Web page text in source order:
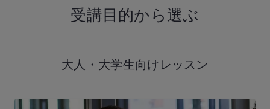
受講目的から選ぶ
大人・大学生向けレッスン